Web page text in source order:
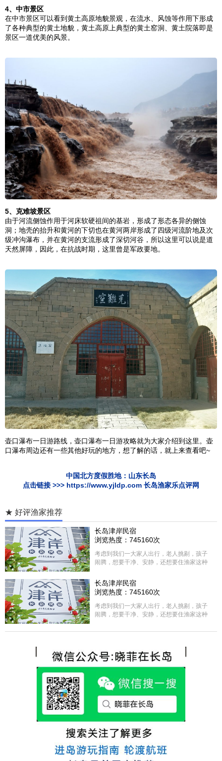
4、中市景区
在中市景区可以看到黄土高原地貌景观，在流水、风蚀等作用下形成
了各种典型的黄土地貌，黄土高原上典型的黄土窑洞、黄土院落即是
景区一道优美的风景。
5、 克难坡景区
由于河流侧蚀作用于河床软硬祖间的基岩，形成了形态各异的侧蚀
洞；地壳的抬升和黄河的下切也在黄河两岸形成了四级河流阶地及次
级冲沟瀑布，并在黄河的支流形成了深切河谷，所以这里可以说是道
天然屏障，因此，在抗战时期，这里曾是军政要地。
壶口瀑布一日游路线，壶口瀑布一日游攻略就为大家介绍到这里。壶
口瀑布周边还有一些其他好玩的地方，想了解的话，就上来查看吧~
中国北方度假胜地： 山东长岛
点击链接 >>> https://www.yjldp.com 长岛渔家乐点评网
★ 好评渔家推荐
长岛津岸民宿
浏览热度：745160次
考虑到我们一大家人出行，老人挑剔，孩子
闹腾，想要干净、安静，还想要住渔家这种
选择津岸民宿，实际体验客房很干净，饭菜
方面家里老人也很满意，整体饭菜给搭配的
很好，每顿饭也不重样的，海鲜确实是非常
的新鲜呢，另外值得一提的是，他家的海菜
包子非常好吃。 其实长岛可选的酒店、民宿
各不相同，可以根据自己的喜好选择。非常
热情，能根据我提出的需求来安排房间，这
点很好。
长岛津岸民宿
浏览热度：745160次
考虑到我们一大家人出行，老人挑剔，孩子
闹腾，想要干净、安静，还想要住渔家这种
选择津岸民宿，实际体验客房很干净，饭菜
很好，每顿饭也不重样的，海鲜确实是非常
的新鲜呢，另外值得一提的是，他家的海菜
包子非常好吃。 其实长岛可选的酒店、民宿
各不相同，可以根据自己的喜好选择。非常
推荐津岸民宿，关键是老板娘晓菲很细心、
热情，能根据我提出的需求来安排房间，这
点很好。